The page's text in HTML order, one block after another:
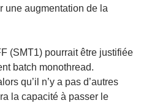
une augmentation de la
(SMT1) pourrait être justifiée
batch monothread.
qu’il n’y a pas d’autres
la capacité à passer le